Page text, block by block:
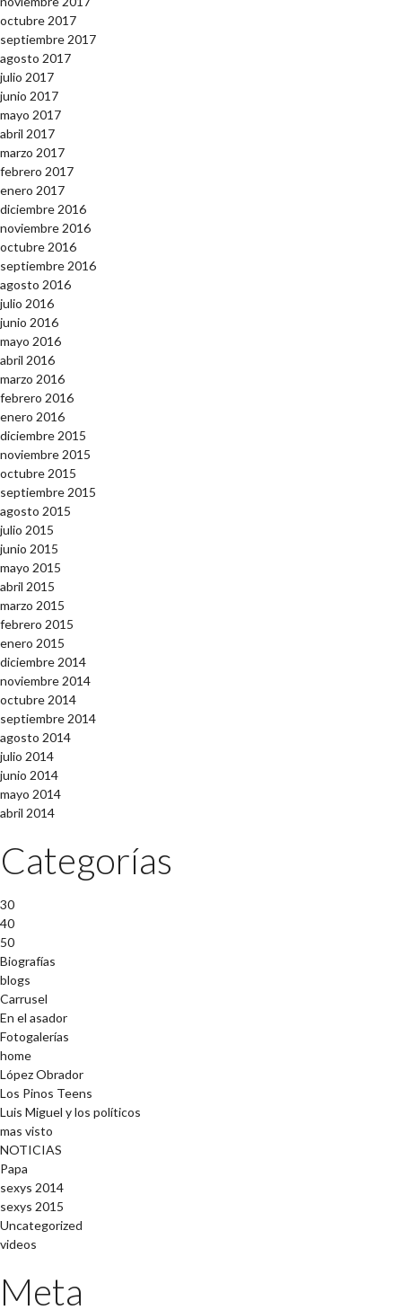
octubre 2017
septiembre 2017
agosto 2017
julio 2017
junio 2017
mayo 2017
abril 2017
marzo 2017
febrero 2017
enero 2017
diciembre 2016
noviembre 2016
octubre 2016
septiembre 2016
agosto 2016
julio 2016
junio 2016
mayo 2016
abril 2016
marzo 2016
febrero 2016
enero 2016
diciembre 2015
noviembre 2015
octubre 2015
septiembre 2015
agosto 2015
julio 2015
junio 2015
mayo 2015
abril 2015
marzo 2015
febrero 2015
enero 2015
diciembre 2014
noviembre 2014
octubre 2014
septiembre 2014
agosto 2014
julio 2014
junio 2014
mayo 2014
abril 2014
Categorías
30
40
50
Biografías
blogs
Carrusel
En el asador
Fotogalerías
home
López Obrador
Los Pinos Teens
Luis Miguel y los políticos
mas visto
NOTICIAS
Papa
sexys 2014
sexys 2015
Uncategorized
videos
Meta